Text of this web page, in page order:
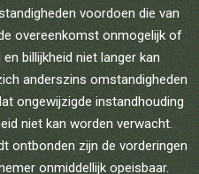
voordoen die van
overeenkomst onmogelijk of
billijkheid niet langer kan
anderszins omstandigheden
ongewijzigde instandhouding
niet kan worden verwacht.
ontbonden zijn de vorderingen
onmiddellijk opeisbaar.